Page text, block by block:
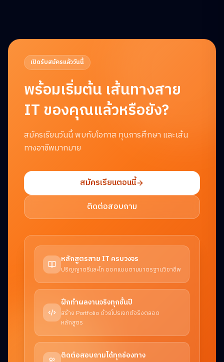
เปิดรับสมัครแล้ววันนี้
พร้อมเริ่มต้น เส้นทางสาย
IT ของคุณแล้วหรือยัง?
สมัครเรียนวันนี้ พบกับโอกาส ทุนการศึกษา และเส้น
ทางอาชีพมากมาย
สมัครเรียนตอนนี้
ติดต่อสอบถาม
หลักสูตรสาย IT ครบวงจร
ปริญญาตรีและโท ออกแบบตามมาตรฐานวิชาชีพ
ฝึกทำผลงานจริงทุกชั้นปี
สร้าง Portfolio ด้วยโปรเจกต์จริงตลอด
หลักสูตร
ติดต่อสอบถามได้ทุกช่องทาง